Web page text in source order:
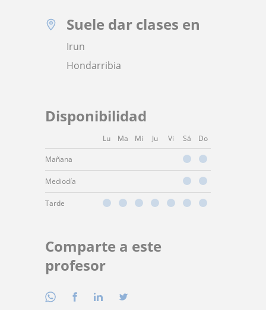
Suele dar clases en
Irun
Hondarribia
Disponibilidad
Lu Ma Mi Ju Vi Sá Do
Mañana
Mediodía
Tarde
Comparte a este
profesor